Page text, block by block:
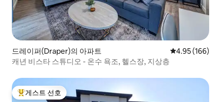
드레이퍼(Draper)의 아파트 평점 4.95점(5
4.95 (166)
캐년 비스타 스튜디오 - 온수 욕조, 헬스장, 지상층
상위 게스트 선호
게스트 선호